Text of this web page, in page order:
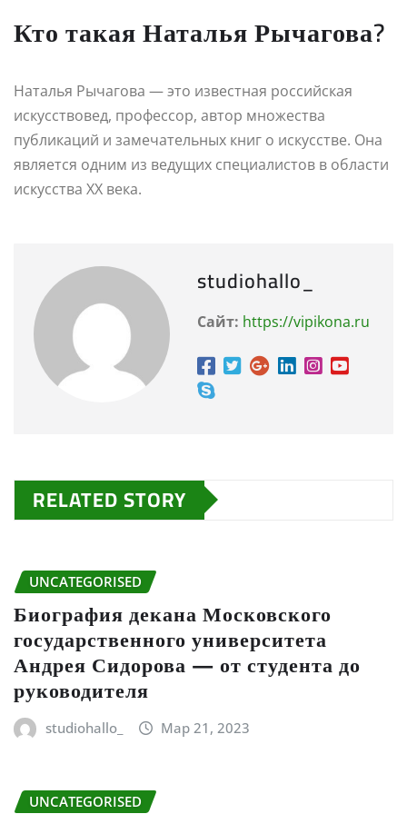
Кто такая Наталья Рычагова?
Наталья Рычагова — это известная российская
искусствовед, профессор, автор множества
публикаций и замечательных книг о искусстве. Она
является одним из ведущих специалистов в области
искусства XX века.
studiohallo_
Сайт: https://vipikona.ru
RELATED STORY
UNCATEGORISED
Биография декана Московского
государственного университета
Андрея Сидорова — от студента до
руководителя
studiohallo_ Мар 21, 2023
UNCATEGORISED